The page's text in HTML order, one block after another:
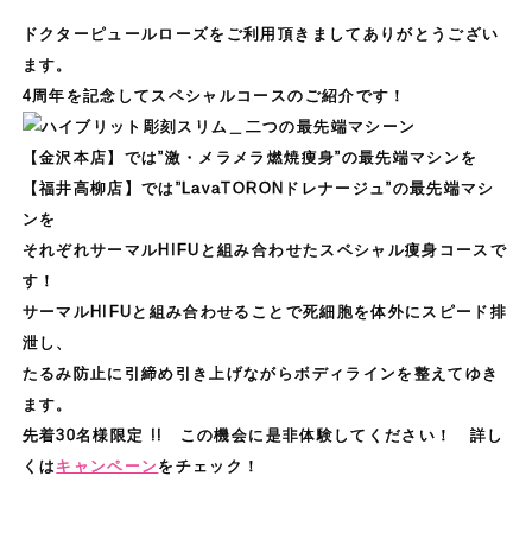
ドクターピュールローズをご利用頂きましてありがとうござい
ます。
4周年を記念してスペシャルコースのご紹介です！
【金沢本店】では”激・メラメラ燃焼痩身”の最先端マシンを
【福井高柳店】では”LavaTORONドレナージュ”の最先端マシ
ンを
それぞれサーマルHIFUと組み合わせたスペシャル痩身コースで
す！
サーマルHIFUと組み合わせることで死細胞を体外にスピード排
泄し、
たるみ防止に引締め引き上げながらボディラインを整えてゆき
ます。
先着30名様限定 !! この機会に是非体験してください！ 詳し
くは キャンペーン をチェック！